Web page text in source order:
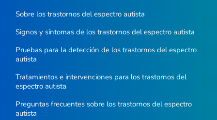
Sobre los trastornos del espectro autista
Signos y síntomas de los trastornos del espectro autista
Pruebas para la detección de los trastornos del espectro
autista
Tratamientos e intervenciones para los trastornos del
espectro autista
Preguntas frecuentes sobre los trastornos del espectro
autista